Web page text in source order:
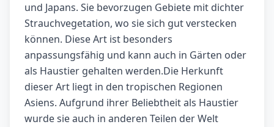
und Japans. Sie bevorzugen Gebiete mit dichter
Strauchvegetation, wo sie sich gut verstecken
können. Diese Art ist besonders
anpassungsfähig und kann auch in Gärten oder
als Haustier gehalten werden.Die Herkunft
dieser Art liegt in den tropischen Regionen
Asiens. Aufgrund ihrer Beliebtheit als Haustier
wurde sie auch in anderen Teilen der Welt